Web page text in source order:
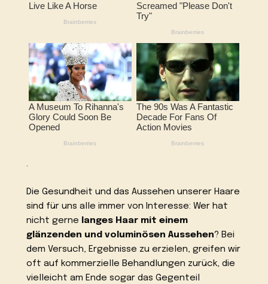
.
Die Gesundheit und das Aussehen unserer Haare
sind für uns alle immer von Interesse: Wer hat
nicht gerne
langes Haar mit einem
glänzenden und voluminösen Aussehen? Bei
dem Versuch, Ergebnisse zu erzielen, greifen wir
oft auf kommerzielle Behandlungen zurück, die
vielleicht am Ende sogar das Gegenteil